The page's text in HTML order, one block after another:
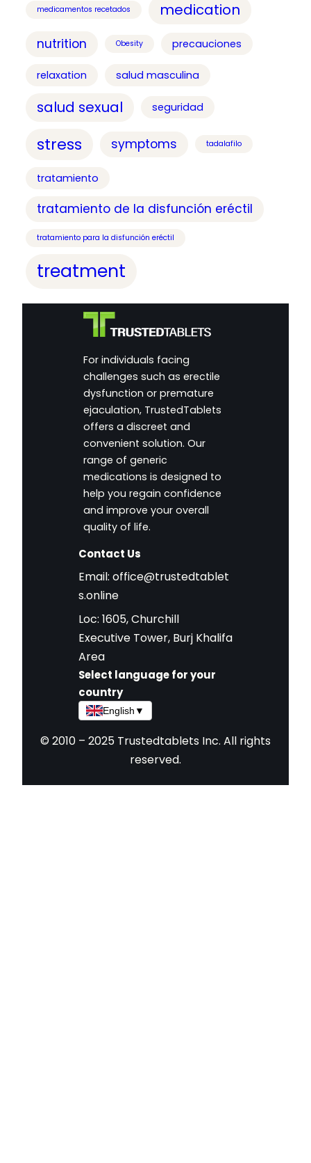
medicamentos recetados medication
nutrition Obesity precauciones
relaxation salud masculina
salud sexual seguridad
stress symptoms tadalafilo
tratamiento
tratamiento de la disfunción eréctil
tratamiento para la disfunción eréctil
treatment
For individuals facing
challenges such as erectile
dysfunction or premature
ejaculation, TrustedTablets
offers a discreet and
convenient solution. Our
range of generic
medications is designed to
help you regain confidence
and improve your overall
quality of life.
Contact Us
Email: office@trustedtablet
s.online
Loc: 1605, Churchill
Executive Tower, Burj Khalifa
Area
Select language for your
country
English ▼
© 2010 – 2025 Trustedtablets Inc. All rights
reserved.